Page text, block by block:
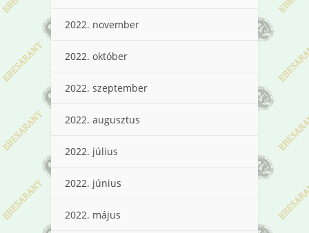
2022. november
2022. október
2022. szeptember
2022. augusztus
2022. július
2022. június
2022. május